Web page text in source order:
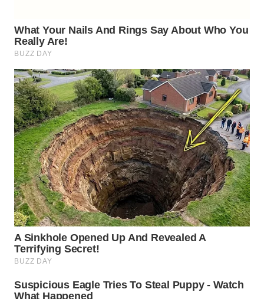
WN
TAPANULI
TENGAH
WN DELI
SERDANG
WN
TEBING
TINGGI
WN
PAKPAK
WN
KARAWANG
BEKASI